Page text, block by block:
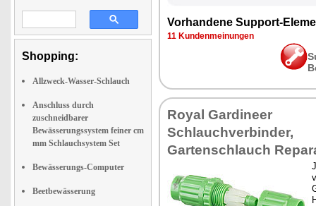
Shopping:
Allzweck-Wasser-Schlauch
Anschluss durch
zuschneidbarer
Bewässerungssystem feiner cm
mm Schlauchsystem Set
Bewässerungs-Computer
Beetbewässerung
Vorhandene Support-
11 Kundenmeinungen
Royal Gardineer
Schlauchverbinder,
Gartenschlauch